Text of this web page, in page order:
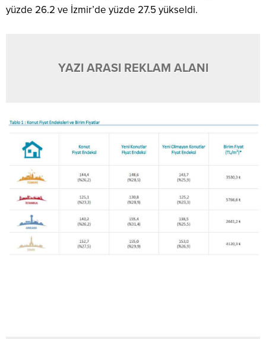
yüzde 26.2 ve İzmir’de yüzde 27.5 yükseldi.
YAZI ARASI REKLAM ALANI